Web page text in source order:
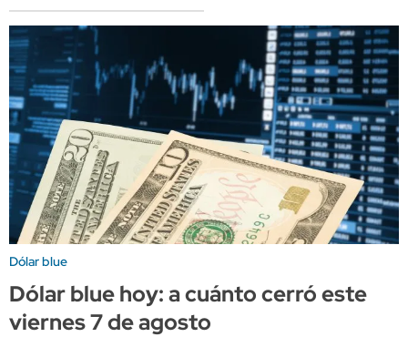
Dólar blue
Dólar blue hoy: a cuánto cerró este
viernes 7 de agosto